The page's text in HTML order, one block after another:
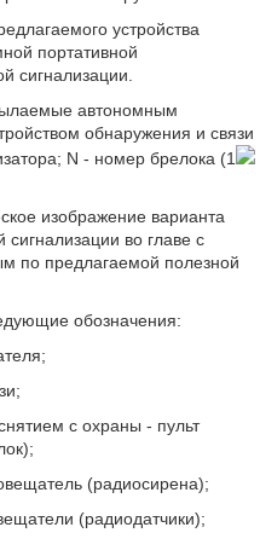
устройства
портативной
сигнализации.
автономным
обнаружения и связи
N - номер брелока (1
изображение варианта
во главе с
по предлагаемой полезной
обозначения:
с охраны - пульт
(радиосирена);
(радиодатчики);